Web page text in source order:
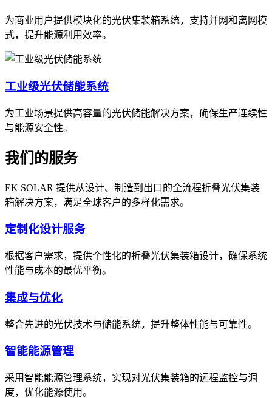
为商业用户提供模块化的光伏集装箱系统，支持并网和离网模
式，提升能源利用效率。
工业级光伏储能系统
为工业场景提供高容量的光伏储能解决方案，确保生产连续性
与能源安全性。
我们的服务
EK SOLAR 提供从设计、制造到出口的全流程折叠光伏集装
箱解决方案，满足全球客户的多样化需求。
定制化设计服务
根据客户需求，提供个性化的折叠光伏集装箱设计，确保系统
性能与成本的最优平衡。
集成与优化
整合先进的光伏技术与储能系统，提升整体性能与可靠性。
智能能源管理
采用智能能源管理系统，实现对光伏集装箱的远程监控与调
度，优化能源使用。